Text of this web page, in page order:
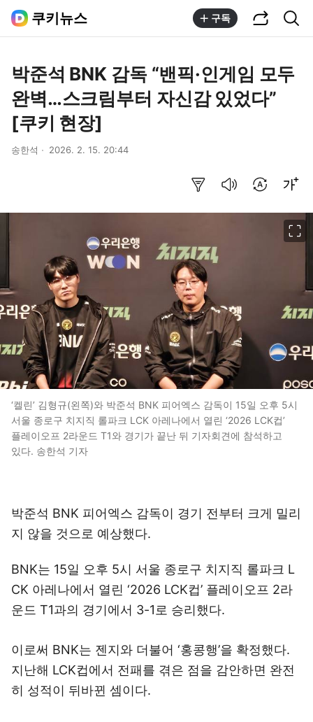
쿠키뉴스 구독
박준석 BNK 감독 “밴픽·인게임 모두
완벽…스크림부터 자신감 있었다”
[쿠키 현장]
송한석 2026. 2. 15. 20:44
‘켈린’ 김형규(왼쪽)와 박준석 BNK 피어엑스 감독이 15일 오후 5시
서울 종로구 치지직 롤파크 LCK 아레나에서 열린 ‘2026 LCK컵’
플레이오프 2라운드 T1와 경기가 끝난 뒤 기자회견에 참석하고
있다. 송한석 기자
박준석 BNK 피어엑스 감독이 경기 전부터 크게 밀리
지 않을 것으로 예상했다.
BNK는 15일 오후 5시 서울 종로구 치지직 롤파크 L
CK 아레나에서 열린 ‘2026 LCK컵’ 플레이오프 2라
운드 T1과의 경기에서 3-1로 승리했다.
이로써 BNK는 젠지와 더불어 ‘홍콩행’을 확정했다.
지난해 LCK컵에서 전패를 겪은 점을 감안하면 완전
히 성적이 뒤바뀐 셈이다.